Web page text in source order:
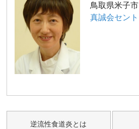
鳥取県米子市
真誠会セン
逆流性食道炎とは